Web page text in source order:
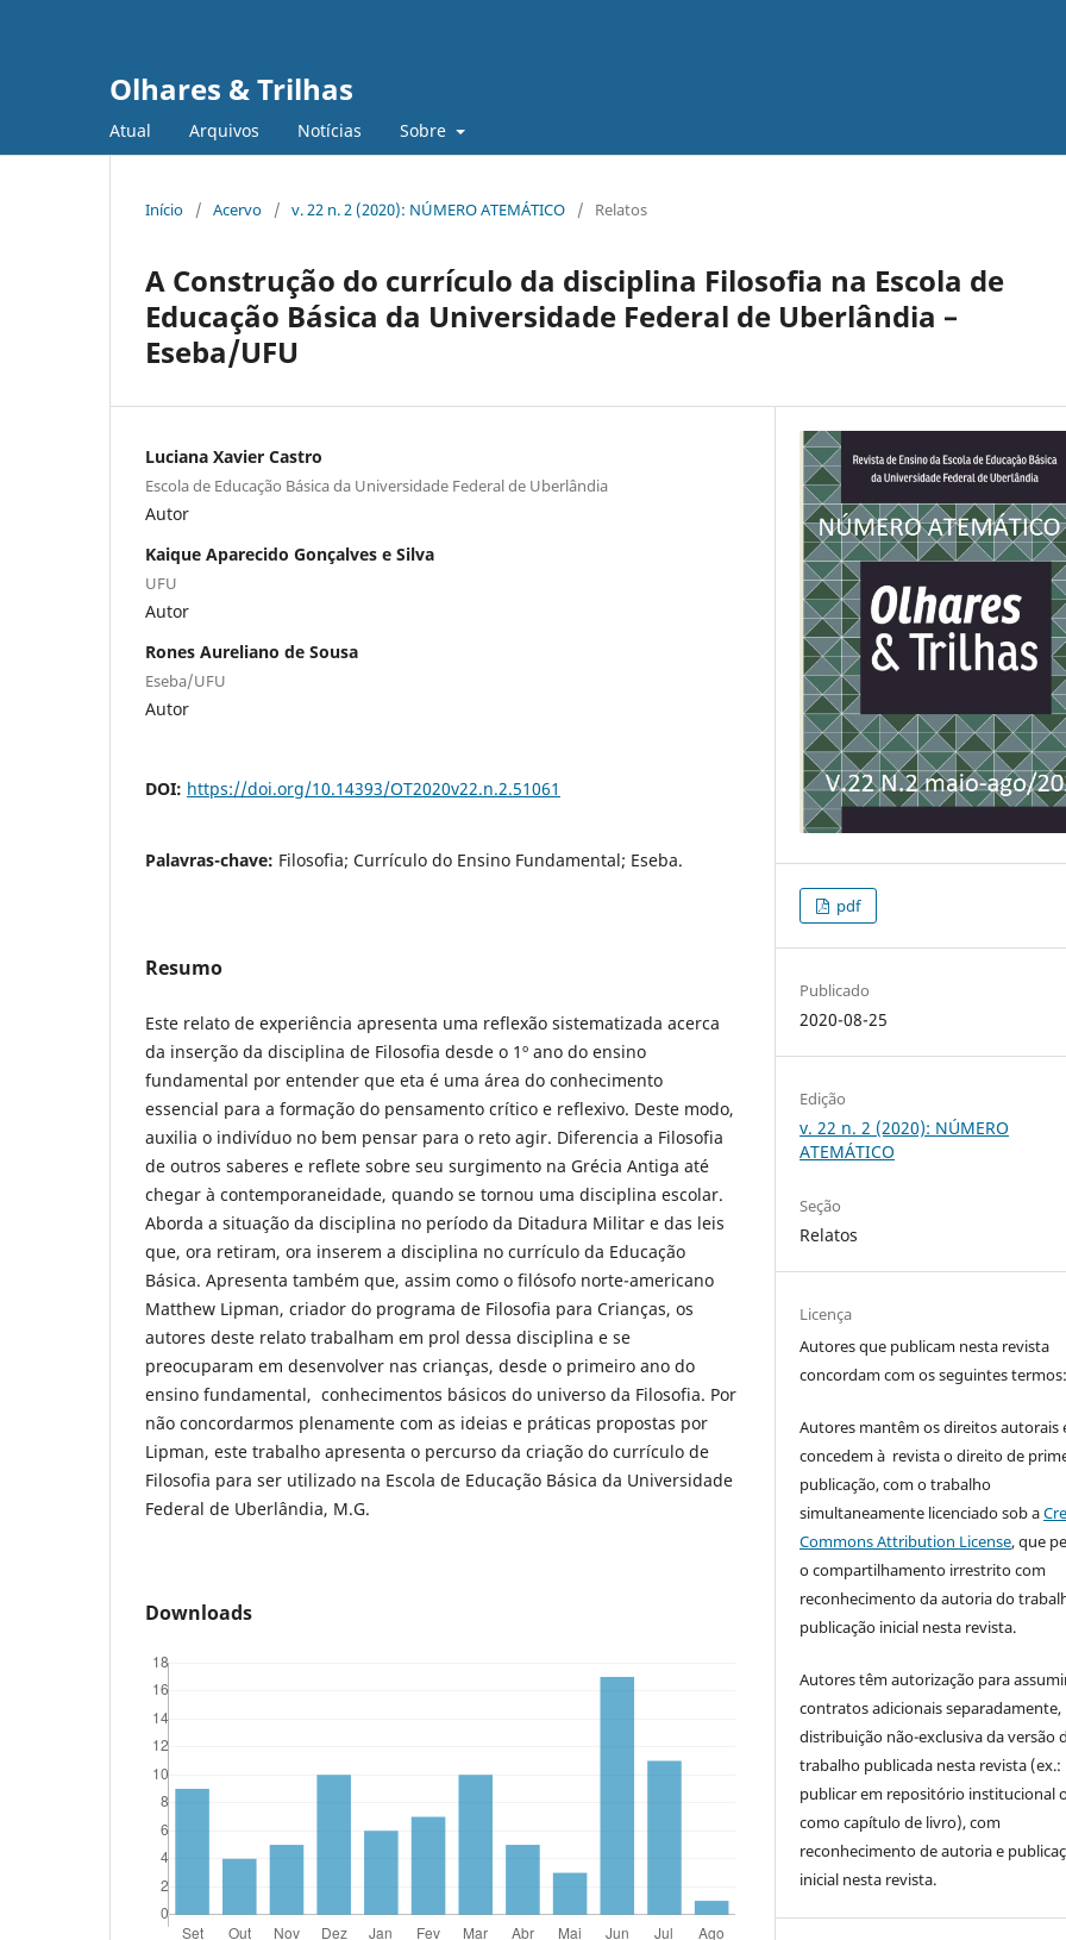
Olhares & Trilhas
Atual Arquivos Notícias Sobre
Início / Acervo / v. 22 n. 2 (2020): NÚMERO ATEMÁTICO / Relatos
A Construção do currículo da disciplina Filosofia na Escola de
Educação Básica da Universidade Federal de Uberlândia –
Eseba/UFU
Luciana Xavier Castro
Escola de Educação Básica da Universidade Federal de Uberlândia
Autor
Kaique Aparecido Gonçalves e Silva
UFU
Autor
Rones Aureliano de Sousa
Eseba/UFU
Autor
DOI: https://doi.org/10.14393/OT2020v22.n.2.51061
Palavras-chave: Filosofia; Currículo do Ensino Fundamental; Eseba.
Resumo
Este relato de experiência apresenta uma reflexão sistematizada acerca
da inserção da disciplina de Filosofia desde o 1º ano do ensino
fundamental por entender que eta é uma área do conhecimento
essencial para a formação do pensamento crítico e reflexivo. Deste modo,
auxilia o indivíduo no bem pensar para o reto agir. Diferencia a Filosofia
de outros saberes e reflete sobre seu surgimento na Grécia Antiga até
chegar à contemporaneidade, quando se tornou uma disciplina escolar.
Aborda a situação da disciplina no período da Ditadura Militar e das leis
que, ora retiram, ora inserem a disciplina no currículo da Educação
Básica. Apresenta também que, assim como o filósofo norte-americano
Matthew Lipman, criador do programa de Filosofia para Crianças, os
autores deste relato trabalham em prol dessa disciplina e se
preocuparam em desenvolver nas crianças, desde o primeiro ano do
ensino fundamental, conhecimentos básicos do universo da Filosofia. Por
não concordarmos plenamente com as ideias e práticas propostas por
Lipman, este trabalho apresenta o percurso da criação do currículo de
Filosofia para ser utilizado na Escola de Educação Básica da Universidade
Federal de Uberlândia, M.G.
Downloads
pdf
Publicado
2020-08-25
Edição
v. 22 n. 2 (2020): NÚMERO
ATEMÁTICO
Seção
Relatos
Licença
Autores que publicam nesta revista
concordam com os seguintes termos:
Autores mantêm os direitos autorais
concedem à revista o direito de
publicação, com o trabalho
simultaneamente licenciado sob a
Commons Attribution License, que
o compartilhamento irrestrito com
reconhecimento da autoria do
publicação inicial nesta revista.
Autores têm autorização para
contratos adicionais separadamente,
distribuição não-exclusiva da versão
trabalho publicada nesta revista (ex.:
publicar em repositório institucional
como capítulo de livro), com
reconhecimento de autoria e
inicial nesta revista.